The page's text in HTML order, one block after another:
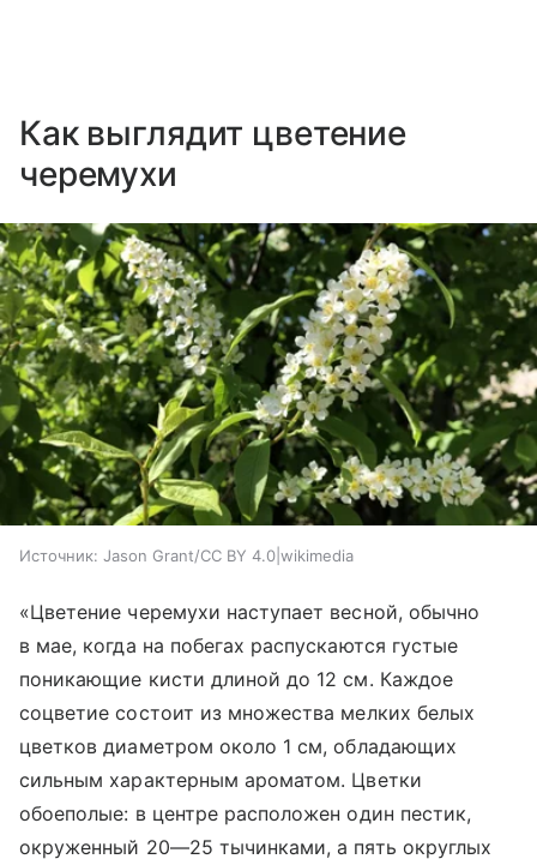
Как выглядит цветение
черемухи
Источник: Jason Grant/CC BY 4.0|wikimedia
«Цветение черемухи наступает весной, обычно
в мае, когда на побегах распускаются густые
поникающие кисти длиной до 12 см. Каждое
соцветие состоит из множества мелких белых
цветков диаметром около 1 см, обладающих
сильным характерным ароматом. Цветки
обоеполые: в центре расположен один пестик,
окруженный 20—25 тычинками, а пять округлых